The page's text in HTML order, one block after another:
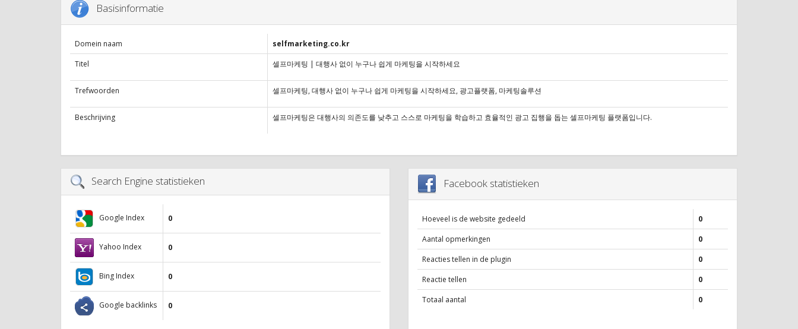
Basisinformatie
Domein naam
selfmarketing.co.kr
Titel
셀프마케팅 | 대행사 없이 누구나 쉽게 마케팅을 시작하세요
Trefwoorden 셀프마케팅, 대행사 없이 누구나 쉽게 마케팅을 시작하세요, 광고플랫폼, 마케팅솔루션
Beschrijving 셀프마케팅은 대행사의 의존도를 낮추고 스스로 마케팅을 학습하고 효율적인 광고 집행을 돕는 셀프마케팅 플랫폼입니다.
Search Engine statistieken
Google Index 0
Yahoo Index 0
Bing Index 0
Google backlinks 0
Facebook statistieken
Hoeveel is de website gedeeld
0
Aantal opmerkingen
0
Reacties tellen in de plugin
0
Reactie tellen
0
Totaal aantal
0